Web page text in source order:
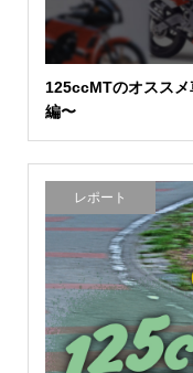
125ccMTのオススメ
編〜
レポート